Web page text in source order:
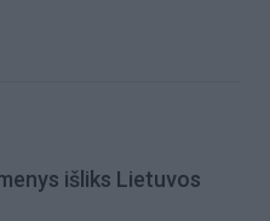
išliks Lietuvos